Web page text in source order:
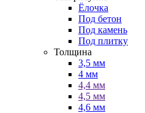
Ёлочка
Под бетон
Под камень
Под плитку
Толщина
3,5 мм
4 мм
4,4 мм
4,5 мм
4,6 мм